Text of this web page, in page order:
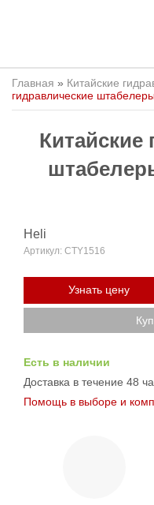
Главная » Китайские
гидравлические
Китайские
Heli
Артикул: CTY1516
Узнать цену
Есть в наличии
Доставка в течение 48
Помощь в выборе и